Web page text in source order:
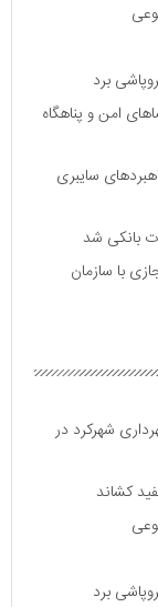
برد
امن و پناهگاه
سایبری
بانکی شد
با سازمان
شهرکرد در
کشاند
برد